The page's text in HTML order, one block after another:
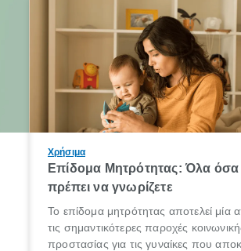
Χρήσιμα
Επίδομα Μητρότητας: Όλα όσα
πρέπει να γνωρίζετε
Το επίδομα μητρότητας αποτελεί μία
τις σημαντικότερες παροχές
προστασίας για τις γυναίκες που